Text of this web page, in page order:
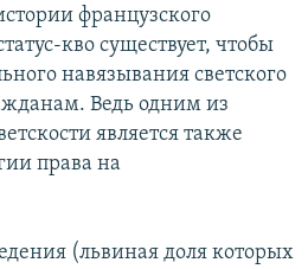
французского
кво существует, чтобы
навязывания светского
Ведь одним из
является также
права на
(львиная доля которых